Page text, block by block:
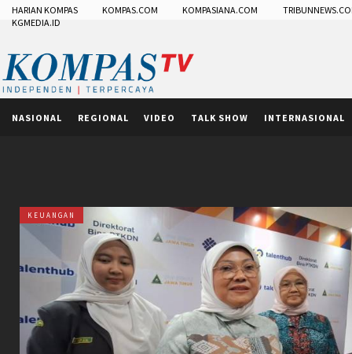
HARIAN KOMPAS KOMPAS.COM KOMPASIANA.COM
KGMEDIA.ID
NASIONAL REGIONAL VIDEO TALK SHOW INTERNASIONAL
KEUANGAN